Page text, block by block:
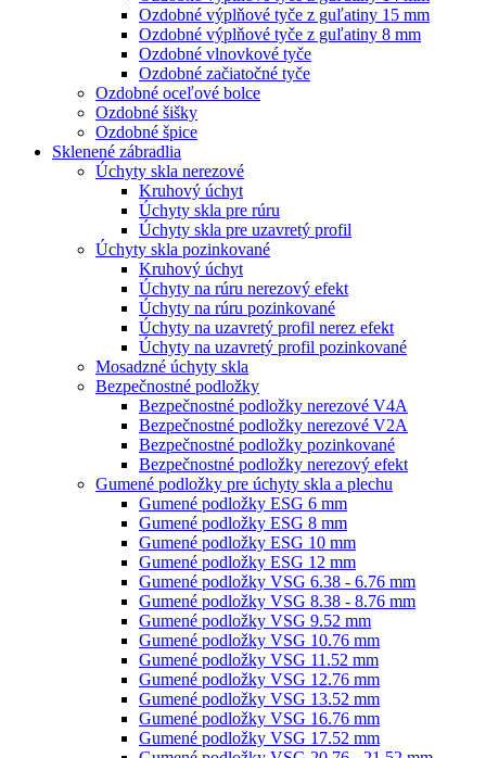
Ozdobné výplňové tyče z guľatiny 15 mm
Ozdobné výplňové tyče z guľatiny 8 mm
Ozdobné vlnovkové tyče
Ozdobné začiatočné tyče
Ozdobné oceľové bolce
Ozdobné šišky
Ozdobné špice
Sklenené zábradlia
Úchyty skla nerezové
Kruhový úchyt
Úchyty skla pre rúru
Úchyty skla pre uzavretý profil
Úchyty skla pozinkované
Kruhový úchyt
Úchyty na rúru nerezový efekt
Úchyty na rúru pozinkované
Úchyty na uzavretý profil nerez efekt
Úchyty na uzavretý profil pozinkované
Mosadzné úchyty skla
Bezpečnostné podložky
Bezpečnostné podložky nerezové V4A
Bezpečnostné podložky nerezové V2A
Bezpečnostné podložky pozinkované
Bezpečnostné podložky nerezový efekt
Gumené podložky pre úchyty skla a plechu
Gumené podložky ESG 6 mm
Gumené podložky ESG 8 mm
Gumené podložky ESG 10 mm
Gumené podložky ESG 12 mm
Gumené podložky VSG 6.38 - 6.76 mm
Gumené podložky VSG 8.38 - 8.76 mm
Gumené podložky VSG 9.52 mm
Gumené podložky VSG 10.76 mm
Gumené podložky VSG 11.52 mm
Gumené podložky VSG 12.76 mm
Gumené podložky VSG 13.52 mm
Gumené podložky VSG 16.76 mm
Gumené podložky VSG 17.52 mm